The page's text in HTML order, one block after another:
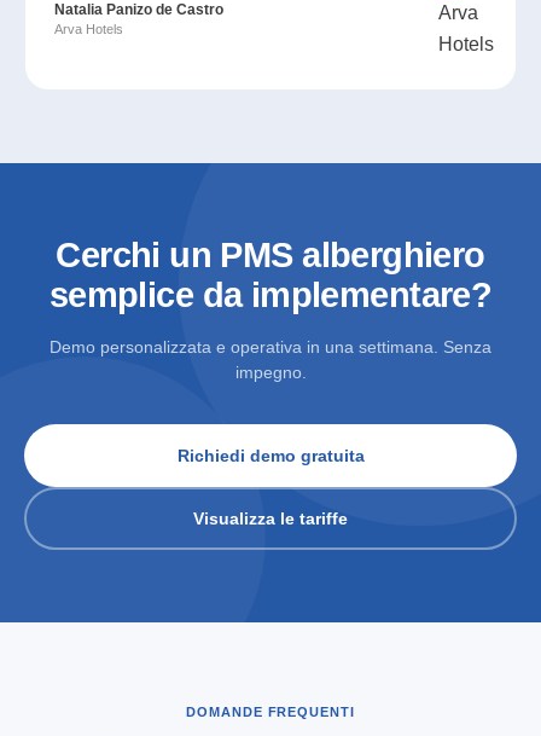
Natalia Panizo de Castro
Arva Hotels
Cerchi un PMS alberghiero
semplice da implementare?
Demo personalizzata e operativa in una settimana. Senza
impegno.
Richiedi demo gratuita
Visualizza le tariffe
DOMANDE FREQUENTI